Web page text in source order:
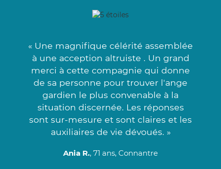
« Une magnifique célérité assemblée
à une acception altruiste . Un grand
merci à cette compagnie qui donne
de sa personne pour trouver l'ange
gardien le plus convenable à la
situation discernée. Les réponses
sont sur-mesure et sont claires et les
auxiliaires de vie dévoués. »
Ania R., 71 ans, Connantre